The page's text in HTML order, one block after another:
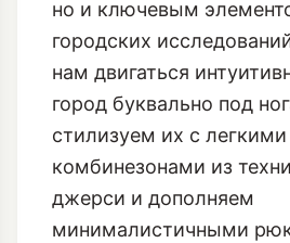
мегаполис совершенно
эргономичная,
стала не просто модным
но и ключевым
городских
нам двигаться
город буквально под